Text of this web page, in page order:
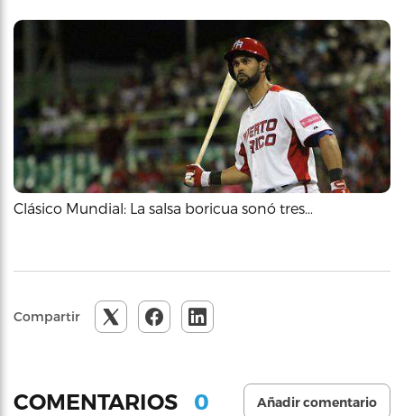
Clásico Mundial: La salsa boricua sonó tres…
Compartir
COMENTARIOS 0 Añadir comentario